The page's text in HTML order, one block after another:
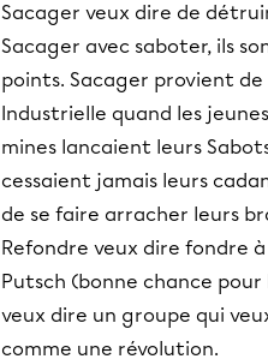
Sacager veux dire de
Sacager avec saboter, ils
points. Sacager provient
Industrielle quand les
mines lancaient leurs
cessaient jamais leurs
de se faire arracher leurs
Refondre veux dire fondre
Putsch (bonne chance
veux dire un groupe qui
comme une révolution.